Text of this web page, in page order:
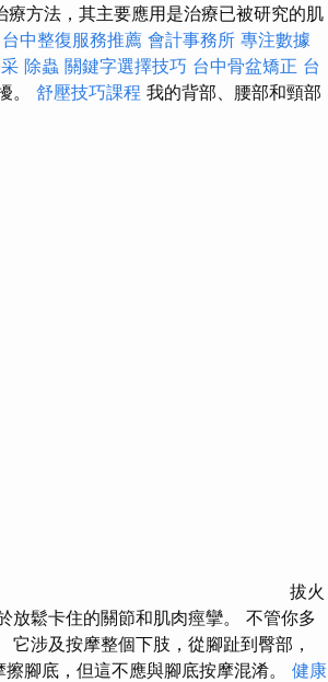
療方法，其主要應用是治療已被研究的肌
台中整復服務推薦 會計事務所 專注數據
除蟲 關鍵字選擇技巧 台中骨盆矯正 台
。 舒壓技巧課程 我的背部、腰部和頸部
拔火
放鬆卡住的關節和肌肉痙攣。 不管你多
涉及按摩整個下肢，從腳趾到臀部，
腳底，但這不應與腳底按摩混淆。 健康